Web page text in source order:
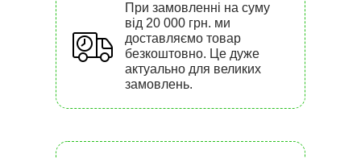
При замовленні на суму
від 20 000 грн. ми
доставляємо товар
безкоштовно. Це дуже
актуально для великих
замовлень.